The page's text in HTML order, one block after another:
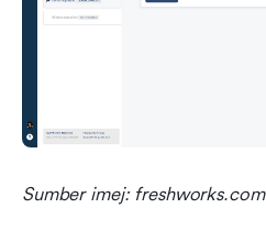
Sumber imej: freshworks.com